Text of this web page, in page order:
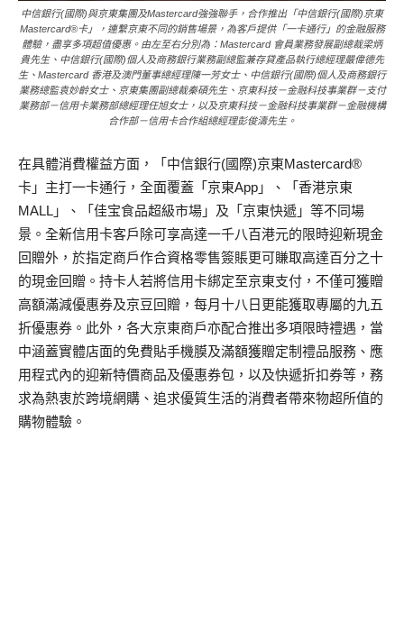
中信銀行(國際)與京東集團及Mastercard強強聯手，合作推出「中信銀行(國際)京東
Mastercard®卡」，連繫京東不同的銷售場景，為客戶提供「一卡通行」的金融服務
體驗，盡享多項超值優惠。由左至右分別為：Mastercard 會員業務發展副總裁梁炳
貴先生、中信銀行(國際)個人及商務銀行業務副總監兼存貸產品執行總經理嚴偉德先
生、Mastercard 香港及澳門董事總經理陳一芳女士、中信銀行(國際)個人及商務銀行
業務總監袁妙齡女士、京東集團副總裁秦碩先生、京東科技－金融科技事業群－支付
業務部－信用卡業務部總經理任旭女士，以及京東科技－金融科技事業群－金融機構
合作部－信用卡合作組總經理彭俊濤先生。
在具體消費權益方面，「中信銀行(國際)京東Mastercard®
卡」主打一卡通行，全面覆蓋「京東App」、「香港京東
MALL」、「佳宝食品超級市場」及「京東快遞」等不同場
景。全新信用卡客戶除可享高達一千八百港元的限時迎新現金
回贈外，於指定商戶作合資格零售簽賬更可賺取高達百分之十
的現金回贈。持卡人若將信用卡綁定至京東支付，不僅可獲贈
高額滿減優惠券及京豆回贈，每月十八日更能獲取專屬的九五
折優惠券。此外，各大京東商戶亦配合推出多項限時禮遇，當
中涵蓋實體店面的免費貼手機膜及滿額獲贈定制禮品服務、應
用程式內的迎新特價商品及優惠券包，以及快遞折扣券等，務
求為熱衷於跨境網購、追求優質生活的消費者帶來物超所值的
購物體驗。